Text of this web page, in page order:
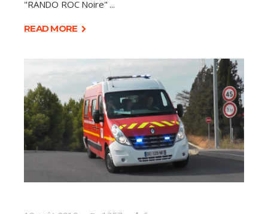
"RANDO ROC Noire"
READ MORE